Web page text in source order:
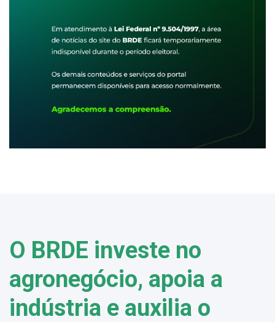
O BRDE investe no
agronegócio, apoia a
indústria e auxilia o